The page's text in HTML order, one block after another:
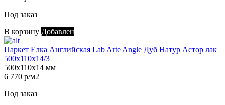
Под заказ
В корзину Добавлен
Паркет Елка Английская Lab Arte Angle Дуб Натур Астор лак
500х110х14/3
500х110х14 мм
6 770 р/м2
Под заказ